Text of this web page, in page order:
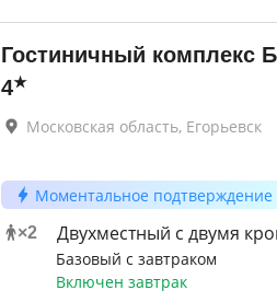
Гостиничный комплекс
4★
Московская область, Егорьевск
Моментальное подтверждение
×2 Двухместный с двумя
Базовый с завтраком
Включен завтрак